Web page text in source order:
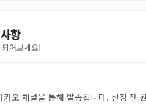
항
어보세요!
오 채널을 통해 발송됩니다. 신청 전